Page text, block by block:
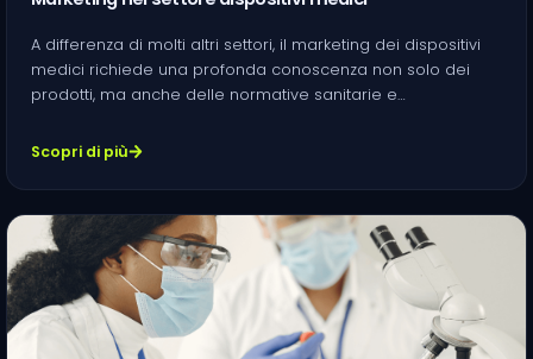
A differenza di molti altri settori, il marketing dei dispositivi
medici richiede una profonda conoscenza non solo dei
prodotti, ma anche delle normative sanitarie e…
Scopri di più